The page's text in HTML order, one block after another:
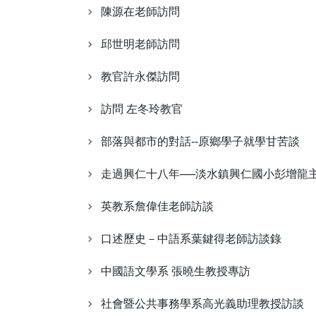
陳源在老師訪問
邱世明老師訪問
教官許永傑訪問
訪問 左冬玲教官
部落與都市的對話--原鄉學子就學甘苦談
走過興仁十八年──淡水鎮興仁國小彭增龍
英教系詹偉佳老師訪談
口述歷史－中語系葉鍵得老師訪談錄
中國語文學系 張曉生教授專訪
社會暨公共事務學系高光義助理教授訪談